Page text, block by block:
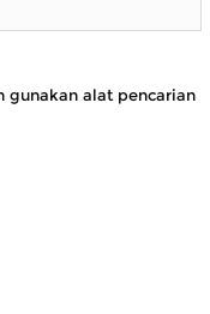
gunakan alat pencarian